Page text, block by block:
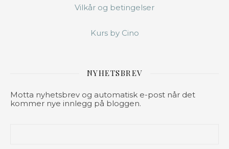
Vilkår og betingelser
Kurs by Cino
NYHETSBREV
Motta nyhetsbrev og automatisk e-post når det
kommer nye innlegg på bloggen.